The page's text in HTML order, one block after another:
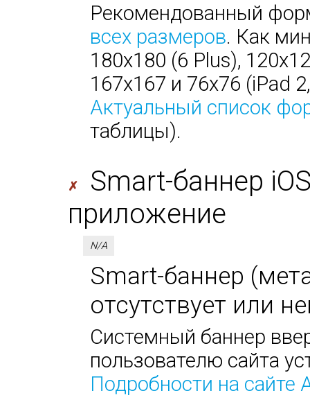
Рекомендованный
всех размеров. Как
180х180 (6 Plus),
167х167 и 76х76 (iPad
Актуальный список
таблицы).
✗
Smart-баннер
приложение
N/A
Smart-баннер
отсутствует или
Системный баннер
пользователю сайта
Подробности на сайте